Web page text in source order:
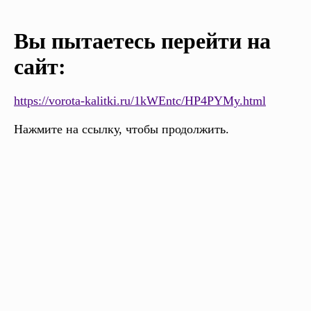
Вы пытаетесь перейти на
сайт:
https://vorota-kalitki.ru/1kWEntc/HP4PYMy.html
Нажмите на ссылку, чтобы продолжить.